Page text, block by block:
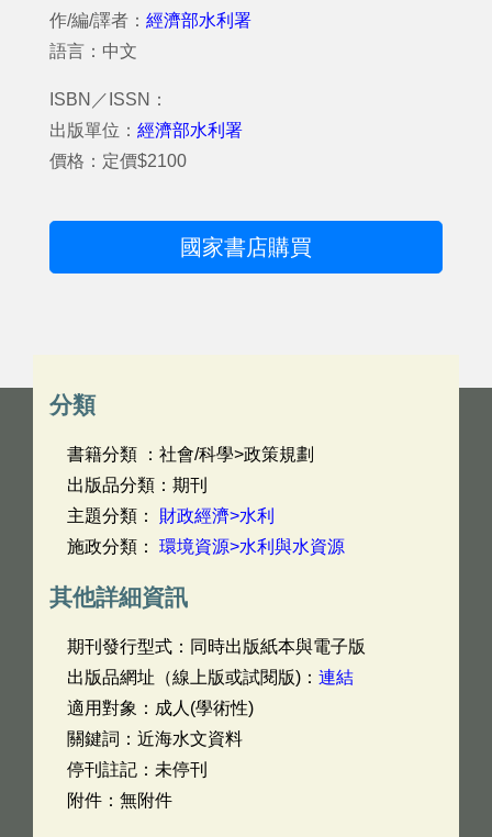
作/編/譯者： 經濟部水利署
語言：中文
ISBN／ISSN：
出版單位： 經濟部水利署
價格：定價$2100
國家書店購買
分類
書籍分類 ：社會/科學>政策規劃
出版品分類：期刊
主題分類： 財政經濟>水利
施政分類： 環境資源>水利與水資源
其他詳細資訊
期刊發行型式：同時出版紙本與電子版
出版品網址（線上版或試閱版)： 連結
適用對象：成人(學術性)
關鍵詞：近海水文資料
停刊註記：未停刊
附件：無附件